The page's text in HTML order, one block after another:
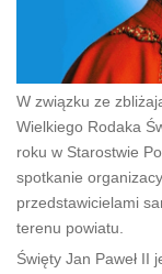
W związku ze
Wielkiego Rodaka
roku w Starostwie
spotkanie
przedstawicielami
terenu powiatu.
Święty Jan Paweł II